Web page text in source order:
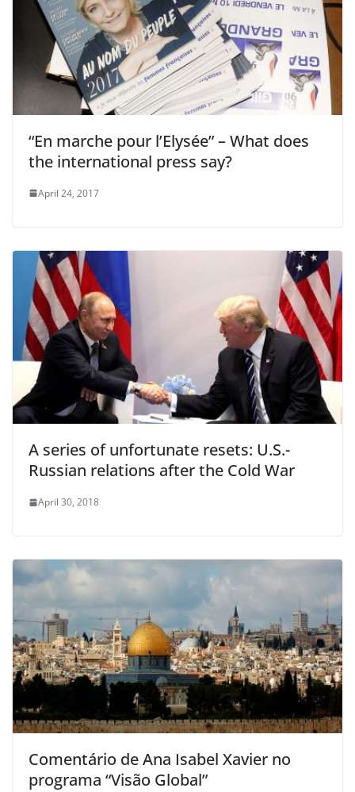
“En marche pour l’Elysée” – What does
the international press say?
April 24, 2017
A series of unfortunate resets: U.S.-
Russian relations after the Cold War
April 30, 2018
Comentário de Ana Isabel Xavier no
programa “Visão Global”